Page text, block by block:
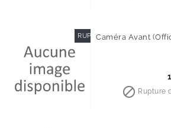
RUPTURE DE STOCK
Caméra Avant
 Rupture